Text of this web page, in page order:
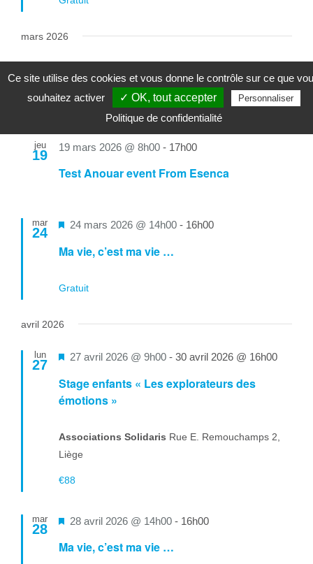
mars 2026
10
Colloque : Handicap et parentalité
jeu
19
Test Anouar event From Esenca
19 mars 2026 @ 8h00 - 17h00
mar
24
Ma vie, c’est ma vie …
Mis
24 mars 2026 @ 14h00 - 16h00
Gratuit
avril 2026
lun
27
Stage enfants « Les explorateurs des
émotions »
Mis
avant
27 avril 2026 @ 9h00 - 30 avril 2026 @ 16h00
Associations Solidaris Rue E. Remouchamps 2,
Liège
€88
mar
28
Ma vie, c’est ma vie …
Mis
28 avril 2026 @ 14h00 - 16h00
Ce site utilise des cookies et vous donne le contrôle sur ce que
souhaitez activer
✓ OK, tout accepter Personnaliser
Politique de confidentialité